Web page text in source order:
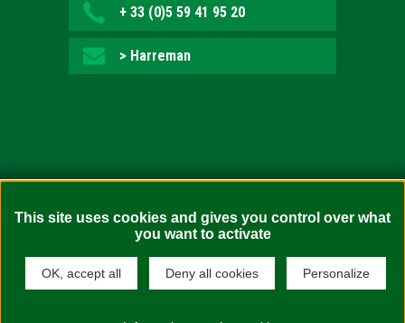
This site uses cookies and gives you control over what
you want to activate
OK, accept all Deny all cookies Personalize
+ 33 (0)5 59 41 95 20
> Harreman
Legezko oharrak Webgunearen mapa
Konfidentzialtasun politika Cookien politika